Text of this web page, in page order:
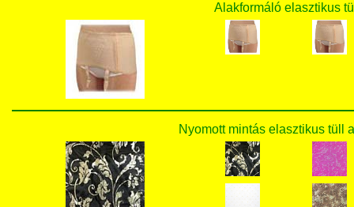
Alakformáló elasztikus
Nyomott mintás elasztikus tüll